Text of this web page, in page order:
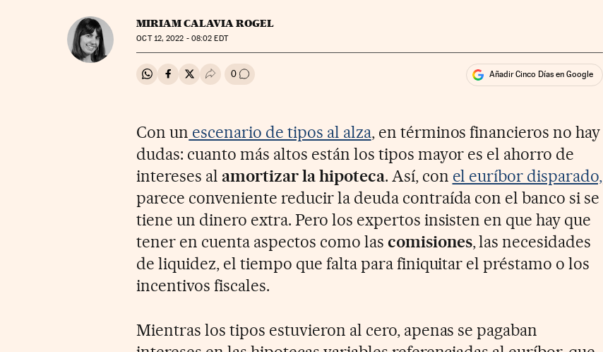
MIRIAM CALAVIA ROGEL
OCT12, 2022 - 08:02 EDT
Compartir en Whatsapp
Compartir en Facebook
Compartir en Twitter
Desplegar Redes Sociales
0 Ir a los comentarios Añadir Cinco Días en Google
Con un escenario de tipos al alza, en términos financieros no hay
dudas: cuanto más altos están los tipos mayor es el ahorro de
intereses al amortizar la hipoteca. Así, con el euríbor disparado,
parece conveniente reducir la deuda contraída con el banco si se
tiene un dinero extra. Pero los expertos insisten en que hay que
tener en cuenta aspectos como las comisiones, las necesidades
de liquidez, el tiempo que falta para finiquitar el préstamo o los
incentivos fiscales.
Mientras los tipos estuvieron al cero, apenas se pagaban